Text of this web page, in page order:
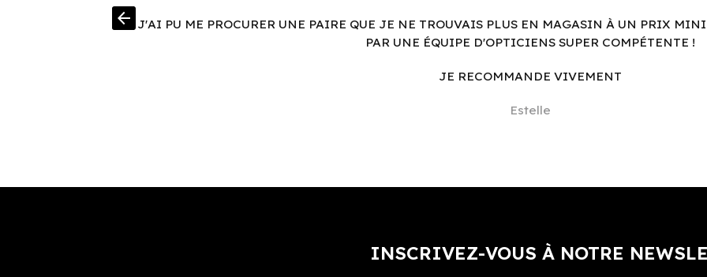
J'AI PU ME PROCURER UNE PAIRE QUE JE NE TROUVAIS PLUS EN MAGASIN À UN PRIX
PAR UNE ÉQUIPE D'OPTICIENS SUPER COMPÉTENTE !
JE RECOMMANDE VIVEMENT
Estelle
arrow_back
INSCRIVEZ-VOUS À NOTRE